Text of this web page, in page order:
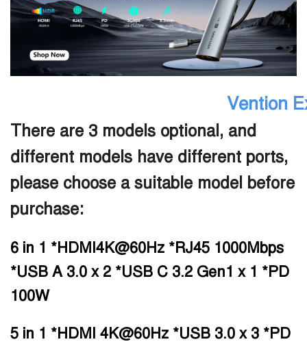
Vention
There are 3 models optional, and
different models have different ports,
please choose a suitable model before
purchase:
6 in 1 *HDMI4K@60Hz *RJ45 1000Mbps
*USB A 3.0 x 2 *USB C 3.2 Gen1 x 1 *PD
100W
5 in 1 *HDMI 4K@60Hz *USB 3.0 x 3 *PD